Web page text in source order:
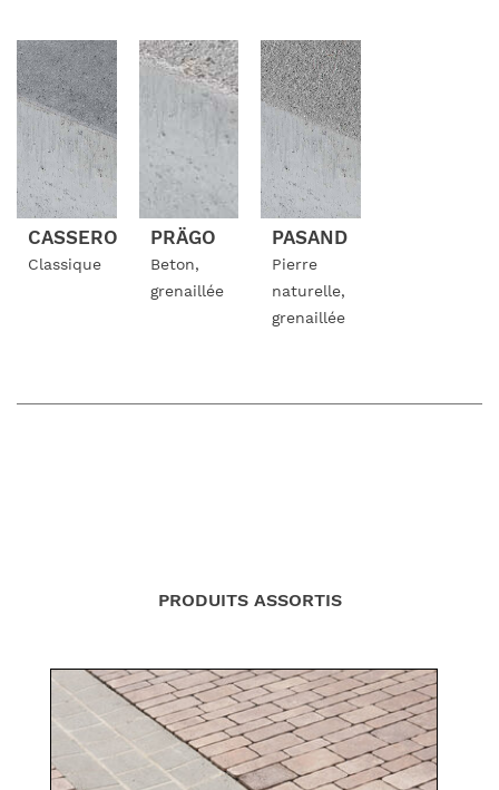
CASSERO
Classique
PRÄGO
Beton,
grenaillée
PASAND
Pierre
naturelle,
grenaillée
PRODUITS ASSORTIS